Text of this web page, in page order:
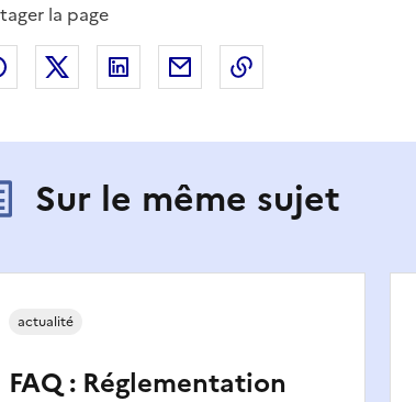
la page
Partager sur Facebook
Partager sur XPartager sur LinkedIn
Partager par email
Sur le même sujet
FAQ : Réglementation
actualité